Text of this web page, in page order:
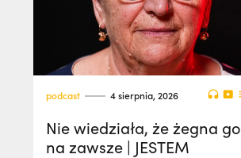
podcast 4 sierpnia, 2026
Nie wiedziała, że żegna go
na zawsze | JESTEM